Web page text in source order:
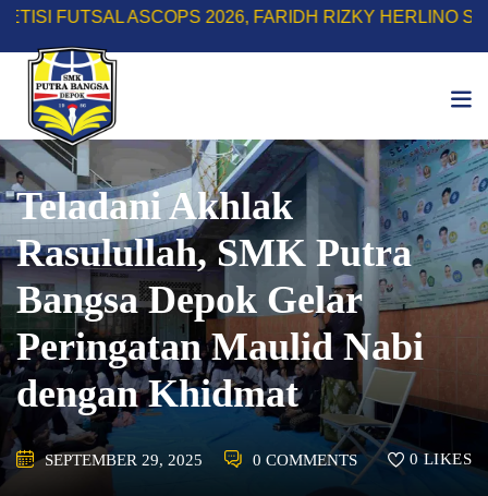
Skip
content
ASCOPS 2026, FARIDH RIZKY HERLINO SABET
Teladani Akhlak
Rasulullah, SMK Putra
Bangsa Depok Gelar
Peringatan Maulid Nabi
dengan Khidmat
SEPTEMBER 29, 2025 0 COMMENTS 0LIKES